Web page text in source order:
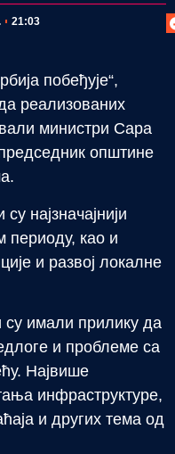
21:03
побеђује“,
реализованих
министри Сара
општине
најзначајнији
периоду, као и
и развој локалне
су имали прилику да
и проблеме са
Највише
инфраструктуре,
и других тема од